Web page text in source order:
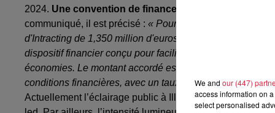
2024. Une convention de financement a été signée
communiqué, il est précisé : « Pour financer ce projet, la
d'Intracting de 1,350 million d'euros sur une durée de 12
dispositif financier conçu pour faciliter la réalisation des
économies. Le montant accordé est prévu pour être
conditions financières, avec un taux d'intérêt de 2 %,
Actuellement l’éclairage public à Illkirch représente un
We and our (447)
access information on
select personalised